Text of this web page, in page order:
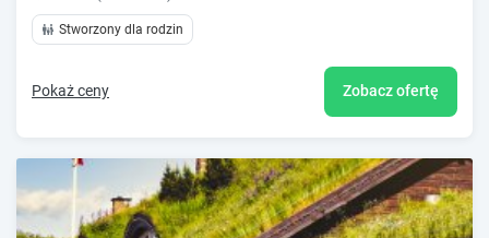
Stworzony dla rodzin
Pokaż ceny Zobacz ofertę